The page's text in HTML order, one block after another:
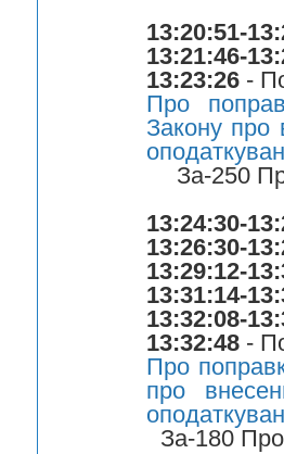
13:20:51-
13:21:46-
13:23:26 -
Про
Закону про
За-250
13:24:30-
13:26:30-
13:29:12-
13:31:14-
13:32:08-
13:32:48 -
Про
про
За-180